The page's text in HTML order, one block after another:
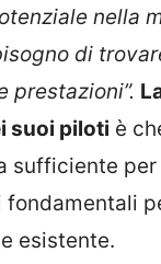
nella
di
prestazioni”.
suoi piloti è
sufficiente
fondamentali
esistente.